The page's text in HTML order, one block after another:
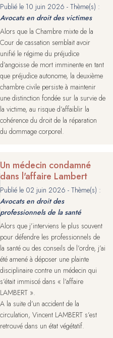
Publié le 10 juin 2026 - Thème(s) :
Avocats en droit des victimes
Alors que la Chambre mixte de la
Cour de cassation semblait avoir
unifié le régime du préjudice
d’angoisse de mort imminente en tant
que préjudice autonome, la deuxième
chambre civile persiste à maintenir
une distinction fondée sur la survie de
la victime, au risque d’affaiblir la
cohérence du droit de la réparation
du dommage corporel.
Un médecin condamné
dans l'affaire Lambert
Publié le 02 juin 2026 - Thème(s) :
Avocats en droit des
professionnels de la santé
Alors que j’interviens le plus souvent
pour défendre les professionnels de
la santé ou des conseils de l’ordre, j’ai
été amené à déposer une plainte
disciplinaire contre un médecin qui
s’était immiscé dans « l’affaire
LAMBERT ».
A la suite d’un accident de la
circulation, Vincent LAMBERT s’est
retrouvé dans un état végétatif.